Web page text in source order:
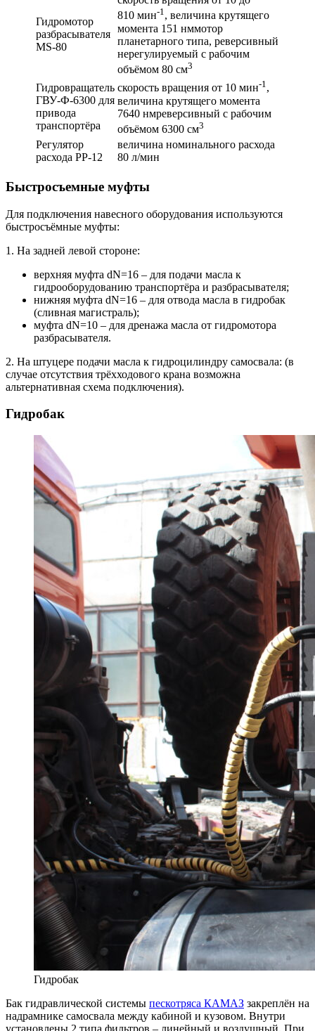
Гидромотор
разбрасывателя
MS-80
810 мин-1, величина крутящего
момента 151 нммотор
планетарного типа, реверсивный
нерегулируемый с рабочим
объёмом 80 см3
Гидровращатель
ГВУ-Ф-6300 для
привода
транспортёра
скорость вращения от 10 мин-1,
величина крутящего момента
7640 нмреверсивный с рабочим
объёмом 6300 см3
Регулятор
расхода РР-12
величина номинального расхода
80 л/мин
Быстросъемные муфты
Для подключения навесного оборудования используются
быстросъёмные муфты:
1. На задней левой стороне:
верхняя муфта dN=16 – для подачи масла к
гидрооборудованию транспортёра и разбрасывателя;
нижняя муфта dN=16 – для отвода масла в гидробак
(сливная магистраль);
муфта dN=10 – для дренажа масла от гидромотора
разбрасывателя.
2. На штуцере подачи масла к гидроцилиндру самосвала: (в
случае отсутствия трёхходового крана возможна
альтернативная схема подключения).
Гидробак
Гидробак
Бак гидравлической системы пескотряса КАМАЗ закреплён на
надрамнике самосвала между кабиной и кузовом. Внутри
установлены 2 типа фильтров – линейный и воздушный. При